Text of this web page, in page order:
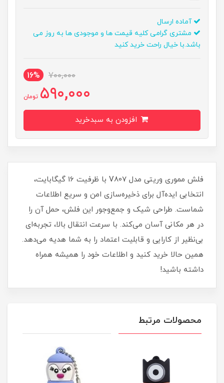
آماده ارسال
مشتری گرامی کلیه قیمت ها و موجودی ها به روز می
باشد.با خیال راحت خرید کنید
700,000
16%
590,000 تومان
فلش مموری وریتی مدل V807 با ظرفیت 16 گیگابایت،
انتخابی ایده‌آل برای ذخیره‌سازی امن و سریع اطلاعات
شماست. طراحی شیک و جمع‌وجور این فلش، حمل آن را
در هر مکانی آسان می‌کند. با سرعت انتقال بالا، تجربه‌ای
بی‌نظیر از کارایی و قابلیت اعتماد را به شما هدیه می‌دهد.
همین حالا خرید کنید و اطلاعات خود را همیشه همراه
داشته باشید!
محصولات مرتبط